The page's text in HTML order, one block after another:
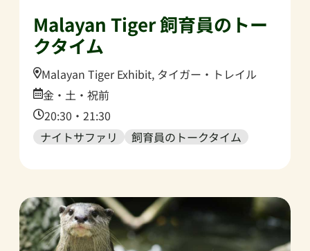
Malayan Tiger 飼育員のトー
クタイム
Location:
Malayan Tiger Exhibit, タイガー・トレイル
Date:
金・土・祝前
Time:
20:30・21:30
ナイトサファリ
飼育員のトークタイム